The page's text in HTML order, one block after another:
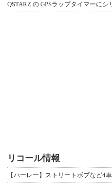
QSTARZ の GPSラップタイマーに
リコール情報
【ハーレー】ストリートボブなど4